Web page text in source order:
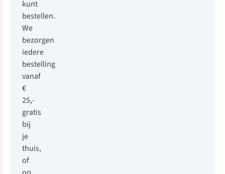
kunt
bestellen.
We
bezorgen
iedere
bestelling
vanaf
€
25,-
gratis
bij
je
thuis,
of